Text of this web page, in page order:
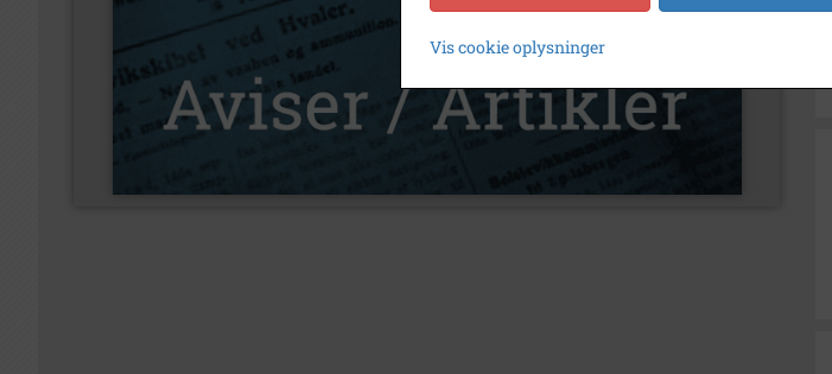
Vis cookie oplysninger